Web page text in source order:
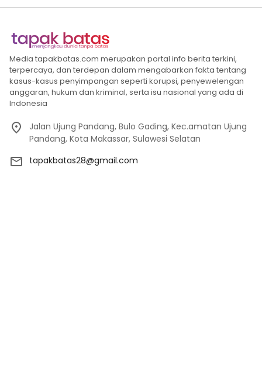
Media tapakbatas.com merupakan portal info berita terkini,
terpercaya, dan terdepan dalam mengabarkan fakta tentang
kasus-kasus penyimpangan seperti korupsi, penyewelengan
anggaran, hukum dan kriminal, serta isu nasional yang ada di
Indonesia
Jalan Ujung Pandang, Bulo Gading, Kec.amatan Ujung
Pandang, Kota Makassar, Sulawesi Selatan
tapakbatas28@gmail.com